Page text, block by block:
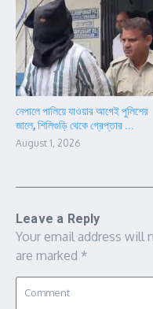
নেপালে পালিয়ে যাওয়ার আগেই পুলিশের
জালে, শিলিগুড়ি থেকে গ্রেপ্তার ...
August 1, 2026
Leave a Reply
Your email address will
are marked *